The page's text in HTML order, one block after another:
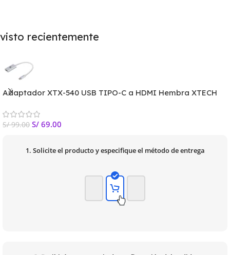
visto recientemente
Adaptador XTX-540 USB TIPO-C a HDMI Hembra XTECH
S/99.00 S/ 69.00
1. Solicite el producto y especifique el método de entrega